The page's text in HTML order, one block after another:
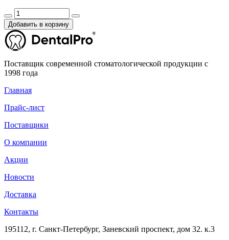
Добавить в корзину
Поставщик современной стоматологической продукции с
1998 года
Главная
Прайс-лист
Поставщики
О компании
Акции
Новости
Доставка
Контакты
195112, г. Санкт-Петербург, Заневский проспект, дом 32. к.3